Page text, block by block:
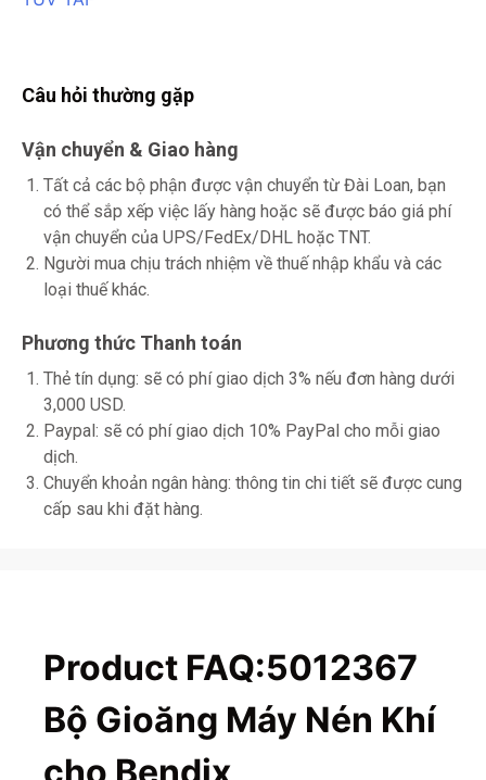
Câu hỏi thường gặp
Vận chuyển & Giao hàng
Tất cả các bộ phận được vận chuyển từ Đài Loan, bạn
có thể sắp xếp việc lấy hàng hoặc sẽ được báo giá phí
vận chuyển của UPS/FedEx/DHL hoặc TNT.
Người mua chịu trách nhiệm về thuế nhập khẩu và các
loại thuế khác.
Phương thức Thanh toán
Thẻ tín dụng: sẽ có phí giao dịch 3% nếu đơn hàng dưới
3,000 USD.
Paypal: sẽ có phí giao dịch 10% PayPal cho mỗi giao
dịch.
Chuyển khoản ngân hàng: thông tin chi tiết sẽ được cung
cấp sau khi đặt hàng.
Product FAQ:5012367
Bộ Gioăng Máy Nén Khí